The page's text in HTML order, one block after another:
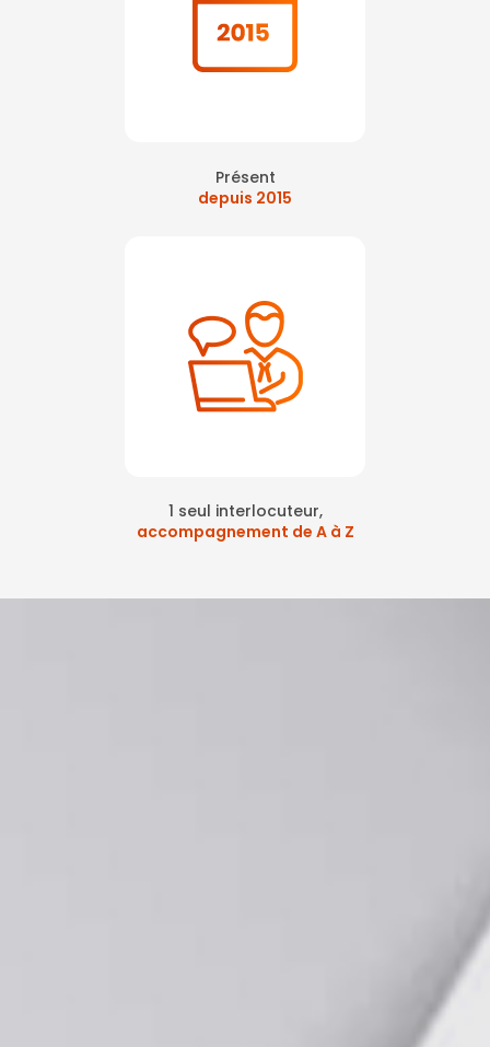
Présent
depuis 2015
1 seul interlocuteur,
accompagnement de A à Z